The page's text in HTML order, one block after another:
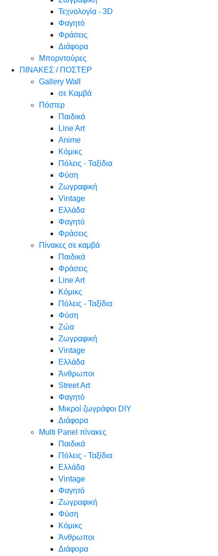
Τεχνολογία - 3D
Φαγητό
Φράσεις
Διάφορα
Μπορντούρες
ΠΙΝΑΚΕΣ / ΠΟΣΤΕΡ
Gallery Wall
σε Καμβά
Πόστερ
Παιδικά
Line Art
Anime
Κόμικς
Πόλεις - Ταξίδια
Φύση
Ζωγραφική
Vintage
Ελλάδα
Φαγητό
Φράσεις
Πίνακες σε καμβά
Παιδικά
Φράσεις
Line Art
Κόμικς
Πόλεις - Ταξίδια
Φύση
Ζώα
Ζωγραφική
Vintage
Ελλάδα
Άνθρωποι
Street Art
Φαγητό
Μικροί ζωγράφοι DIY
Διάφορα
Multi Panel πίνακες
Παιδικά
Πόλεις - Ταξίδια
Ελλάδα
Vintage
Φαγητό
Ζωγραφική
Φύση
Κόμικς
Άνθρωποι
Διάφορα